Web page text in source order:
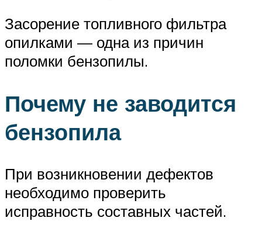
Засорение топливного фильтра
опилками — одна из причин
поломки бензопилы.
Почему не заводится
бензопила
При возникновении дефектов
необходимо проверить
исправность составных частей.